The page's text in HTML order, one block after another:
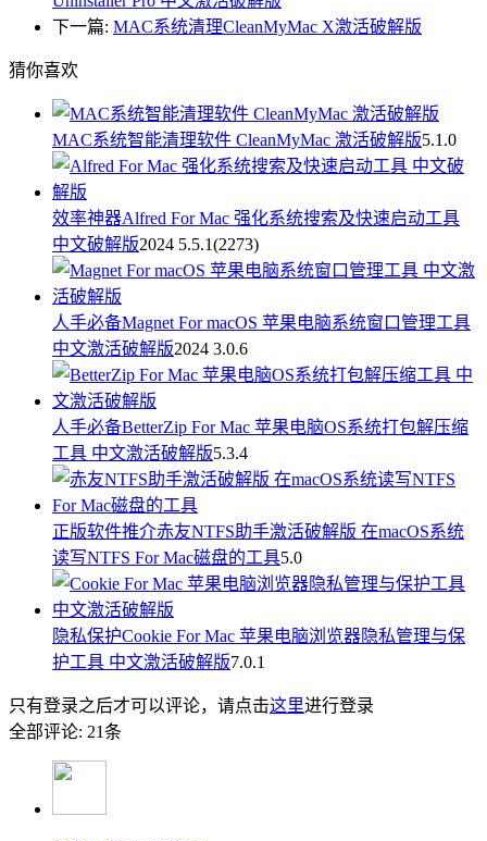
下一篇: MAC系统清理CleanMyMac X激活破解版
猜你喜欢
MAC系统智能清理软件 CleanMyMac 激活破解版5.1.0
效率神器Alfred For Mac 强化系统搜索及快速启动工具
中文破解版2024 5.5.1(2273)
人手必备Magnet For macOS 苹果电脑系统窗口管理工具
中文激活破解版2024 3.0.6
人手必备BetterZip For Mac 苹果电脑OS系统打包解压缩
工具 中文激活破解版5.3.4
正版软件推介赤友NTFS助手激活破解版 在macOS系统
读写NTFS For Mac磁盘的工具5.0
隐私保护Cookie For Mac 苹果电脑浏览器隐私管理与保
护工具 中文激活破解版7.0.1
只有登录之后才可以评论，请点击这里进行登录
全部评论: 21条